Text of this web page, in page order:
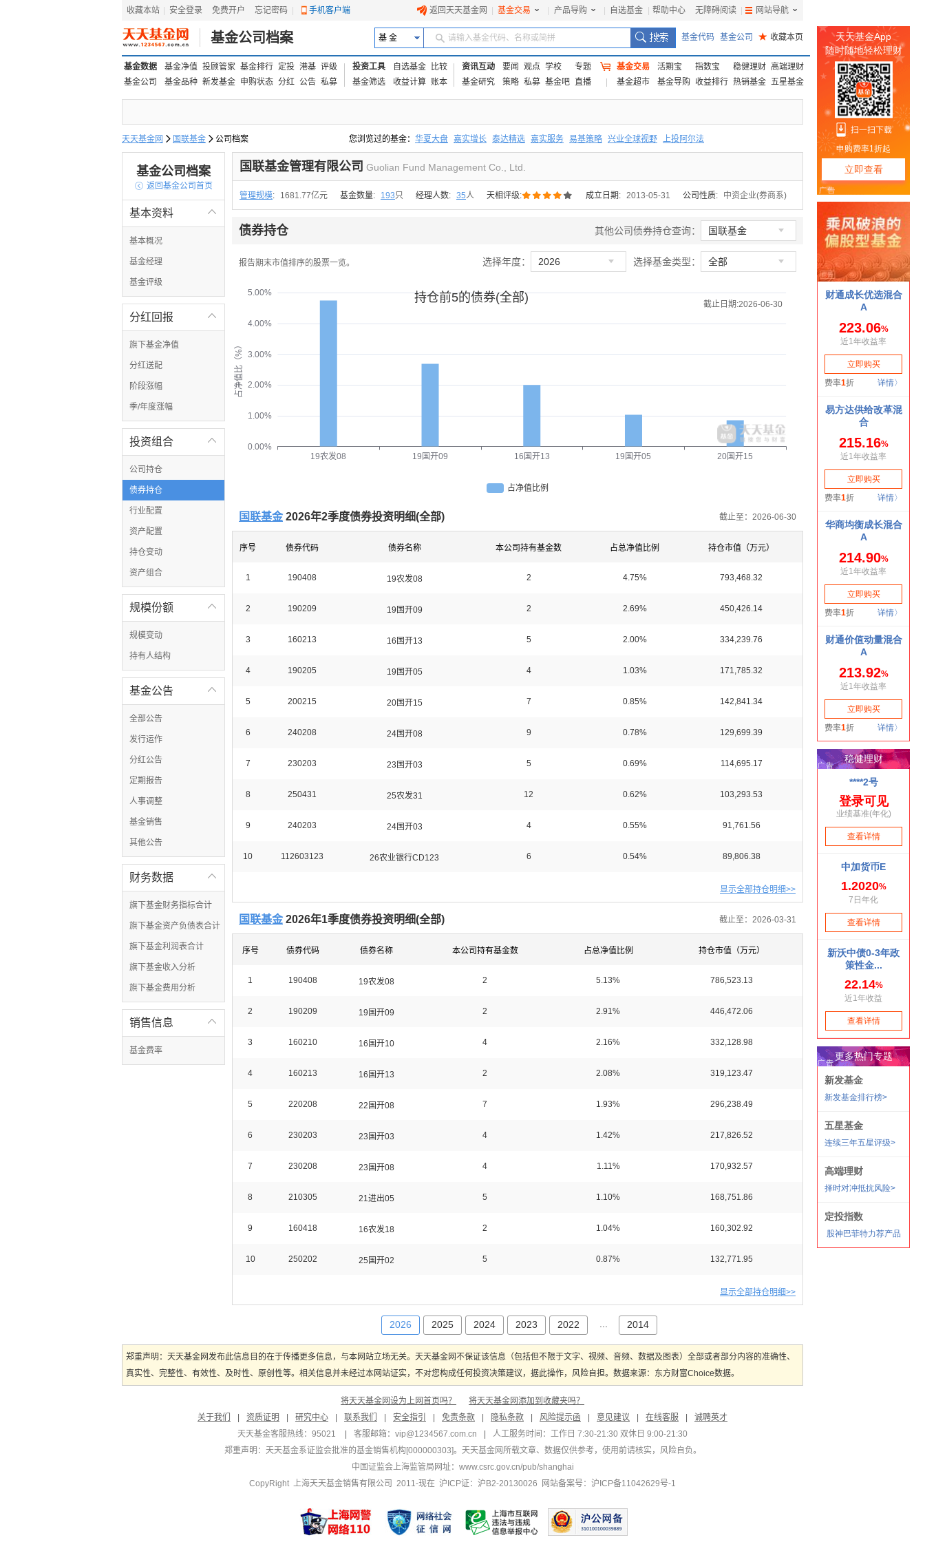
收藏本站 安全登录 免费开户 忘记密码 手机客户端 返回天天基金网 基金交易 产品导购 自选基金 帮助中心 无障碍阅读 网站导航
基金公司档案 基 金 请输入基金代码、名称或简拼 基金代码 基金公司 ★ 收藏本页
基金数据 基金净值 投顾管家 基金排行 定投 港基 评级
基金公司
基金品种 新发基金 申购状态 分红 公告 私募
投资工具 自选基金
比较
基金筛选
收益计算 账本
资讯互动 要闻 观点 学校
专题
基金研究
策略 私募 基金吧 直播
基金交易 活期宝 指数宝 稳健理财 高端理财
基金超市
基金导购 收益排行 热销基金 五星基金
天天基金网  国联基金  公司档案 您浏览过的基金： 华夏大盘 嘉实增长 泰达精选 嘉实服务 易基策略 兴业全球视野 上投阿尔法
易方达上证中盘ETF联接A
基金公司档案
 返回基金公司首页

基本资料
基本概况
基金经理
基金评级

分红回报
旗下基金净值
分红送配
阶段涨幅
季/年度涨幅

投资组合
公司持仓
债券持仓
行业配置
资产配置
持仓变动
资产组合

规模份额
规模变动
持有人结构

基金公告
全部公告
发行运作
分红公告
定期报告
人事调整
基金销售
其他公告

财务数据
旗下基金财务指标合计
旗下基金资产负债表合计
旗下基金利润表合计
旗下基金收入分析
旗下基金费用分析

销售信息
基金费率
国联基金管理有限公司 Guolian Fund Management Co., Ltd.
管理规模: 1681.77亿元 基金数量: 193只 经理人数: 35人 天相评级: 成立日期: 2013-05-31 公司性质: 中资企业(券商系)
债券持仓 其他公司债券持仓查询： 国联基金 
报告期末市值排序的股票一览。 全部 
选择基金类型：
2026 
选择年度：
占净值比（%）
0.00%
1.00%
2.00%
3.00%
4.00%
5.00%
19农发08 19国开09 16国开13 19国开05 20国开15
占净值比例
截止日期:2026-06-30
持仓前5的债券(全部)
国联基金 2026年2季度债券投资明细(全部) 截止至：2026-06-30
序号 债券代码 债券名称 本公司持有基金数 占总净值比例 持仓市值（万元）
1 190408 19农发08 2 4.75% 793,468.32
2 190209 19国开09 2 2.69% 450,426.14
3 160213 16国开13 5 2.00% 334,239.76
4 190205 19国开05 4 1.03% 171,785.32
5 200215 20国开15 7 0.85% 142,841.34
6 240208 24国开08 9 0.78% 129,699.39
7 230203 23国开03 5 0.69% 114,695.17
8 250431 25农发31 12 0.62% 103,293.53
9 240203 24国开03 4 0.55% 91,761.56
10 112603123 26农业银行CD123 6 0.54% 89,806.38
显示全部持仓明细>>
国联基金 2026年1季度债券投资明细(全部) 截止至：2026-03-31
序号 债券代码 债券名称 本公司持有基金数 占总净值比例 持仓市值（万元）
1 190408 19农发08 2 5.13% 786,523.13
2 190209 19国开09 2 2.91% 446,472.06
3 160210 16国开10 4 2.16% 332,128.98
4 160213 16国开13 2 2.08% 319,123.47
5 220208 22国开08 7 1.93% 296,238.49
6 230203 23国开03 4 1.42% 217,826.52
7 230208 23国开08 4 1.11% 170,932.57
8 210305 21进出05 5 1.10% 168,751.86
9 160418 16农发18 2 1.04% 160,302.92
10 250202 25国开02 5 0.87% 132,771.95
显示全部持仓明细>>
2026 2025 2024 2023 2022 2014
郑重声明：天天基金网发布此信息目的在于传播更多信息，与本网站立场无关。天天基金网不保证该信息（包括但不限于文字、视频、音频、数据及图表）全部或者部分内容的准确性、
真实性、完整性、有效性、及时性、原创性等。相关信息并未经过本网站证实，不对您构成任何投资决策建议，据此操作，风险自担。数据来源：东方财富Choice数据。
将天天基金网设为上网首页吗？
将天天基金网添加到收藏夹吗？
关于我们
资质证明 研究中心 联系我们 安全指引 免责条款 隐私条款 风险提示函 意见建议 在线客服
诚聘英才
天天基金客服热线：95021
客服邮箱： vip@1234567.com.cn
人工服务时间：工作日 7:30-21:30 双休日 9:00-21:30
郑重声明： 天天基金系证监会批准的基金销售机构[000000303]。天天基金网所载文章、数据仅供参考，使用前请核实，风险自负。
中国证监会上海监管局网址： www.csrc.gov.cn/pub/shanghai
CopyRight 上海天天基金销售有限公司 2011-现在 沪ICP证：沪B2-20130026
网站备案号：沪ICP备11042629号-1